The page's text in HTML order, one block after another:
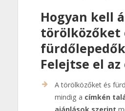
Hogyan kell
törölközőket
Felejtse el
A törölközőket és
mindig a címkén